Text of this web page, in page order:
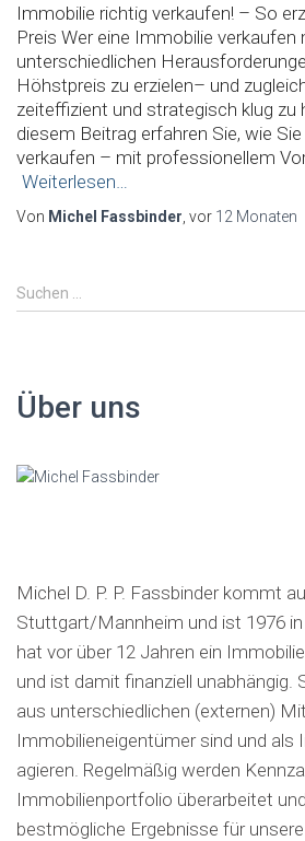
Immobilie richtig verkaufen! – So
Preis Wer eine Immobilie
unterschiedlichen
Höhstpreis zu erzielen– und
zeiteffizient und strategisch klug zu
diesem Beitrag erfahren Sie, wie
verkaufen – mit professionellem
Weiterlesen…
Von Michel Fassbinder , vor 12 Monaten
S
u
h
Suchen …
Über uns
Michel D. P. P. Fassbinder kommt
Stuttgart/Mannheim und ist 1976 in
hat vor über 12 Jahren ein
und ist damit finanziell unabhängig.
aus unterschiedlichen (externen)
Immobilieneigentümer sind und als
agieren. Regelmäßig werden
Immobilienportfolio überarbeitet
bestmögliche Ergebnisse für